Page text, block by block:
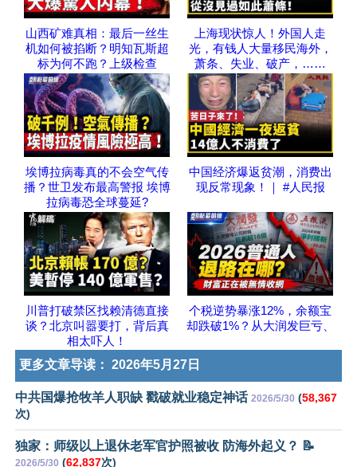
山西矿难真相：最后一丝生
机如何被掐断？明知瓦斯超
标为何不跑？上级检查
上海现状惊人！外国人走
光，有钱人大量移民海外，
萧条、失业、破产，……
埃博拉病毒真的不会空气传
播？世卫发布最高警报 埃博
拉病毒恐全球蔓延?
中国经济爆返贫潮，消费出
现反常现象！｜ #人民报
川普打破禁区找赖清德直接
谈？北京叫嚣要打，背后真
相太吓人！
个税逆势暴涨12%，余额宝
却跌破1%？从大润发巨亏、
更多文章导读： 2026年5月27日
中共国爆抢牧羊人职缺 戳破就业稳定神话 2026/5/30 (58,367
次)
独家：师级以上退休老军官护照被收 防海外起义？ 📝
2026/5/30 (62,837次)